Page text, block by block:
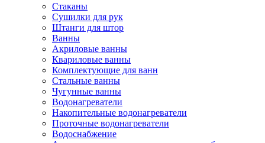
Стаканы
Сушилки для рук
Штанги для штор
Ванны
Акриловые ванны
Квариловые ванны
Комплектующие для ванн
Стальные ванны
Чугунные ванны
Водонагреватели
Накопительные водонагреватели
Проточные водонагреватели
Водоснабжение